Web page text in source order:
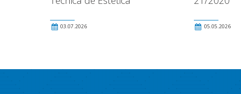
03.07.2026 05.05.2026